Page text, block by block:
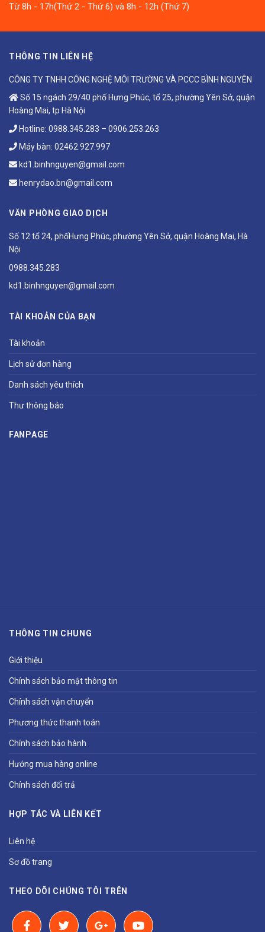
Từ 8h - 17h(Thứ 2 - Thứ 6) và 8h - 12h (Thứ 7)
THÔNG TIN LIÊN HỆ
CÔNG TY TNHH CÔNG NGHỆ MÔI TRƯỜNG VÀ PCCC BÌNH NGUYÊN
Số 15 ngách 29/40 phố Hưng Phúc, tổ 25, phường Yên Sở, quận
Hoàng Mai, tp Hà Nội
Hotline: 0988.345.283 – 0906.253.263
Máy bàn: 02462.927.997
kd1.binhnguyen@gmail.com
henrydao.bn@gmail.com
VĂN PHÒNG GIAO DỊCH
Số 12 tổ 24, phốHưng Phúc, phường Yên Sở, quận Hoàng Mai, Hà
Nội
0988.345.283
kd1.binhnguyen@gmail.com
TÀI KHOẢN CỦA BẠN
Tài khoản
Lịch sử đơn hàng
Danh sách yêu thích
Thư thông báo
FANPAGE
THÔNG TIN CHUNG
Giới thiệu
Chính sách bảo mật thông tin
Chính sách vận chuyển
Phương thức thanh toán
Chính sách bảo hành
Hướng mua hàng online
Chính sách đổi trả
HỢP TÁC VÀ LIÊN KẾT
Liên hệ
Sơ đồ trang
THEO DÕI CHÚNG TÔI TRÊN